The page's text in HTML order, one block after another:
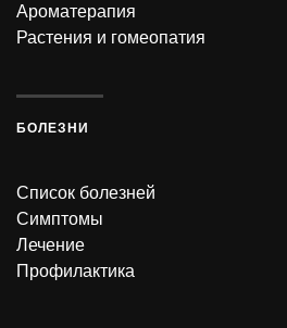
Ароматерапия
Растения и гомеопатия
БОЛЕЗНИ
Список болезней
Симптомы
Лечение
Профилактика